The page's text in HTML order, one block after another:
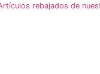
rebajados de